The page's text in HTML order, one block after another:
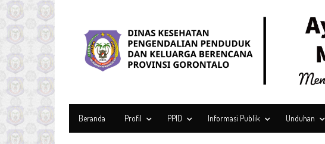
Beranda Profil PPID Informasi Publik Unduhan